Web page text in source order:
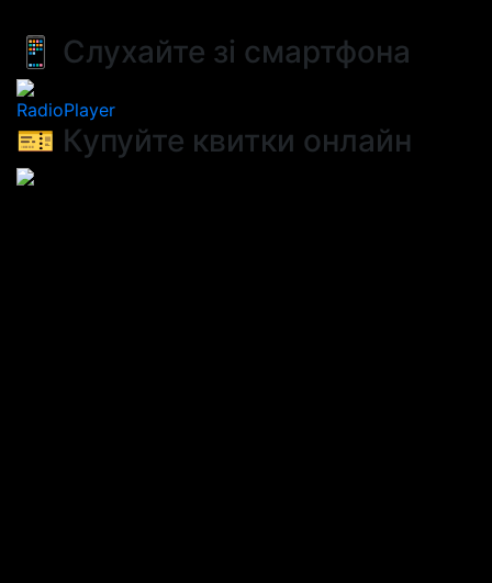
📱 Слухайте зі смартфона
RadioPlayer
🎫 Купуйте квитки онлайн